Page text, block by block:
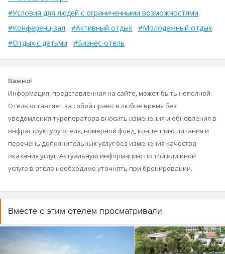
#Условия для людей с ограниченными возможностями
#Конференц-зал
#Активный отдых
#Молодежный отдых
#Отдых с детьми
#Бизнес-отель
Важно!
Информация, представленная на сайте, может быть неполной.
Отель оставляет за собой право в любое время без
уведомления туроператора вносить изменения и обновления в
инфраструктуру отеля, номерной фонд, концепцию питания и
перечень дополнительных услуг без изменения качества
оказания услуг. Актуальную информацию по той или иной
услуге в отеле необходимо уточнять при бронировании.
Вместе с этим отелем просматривали